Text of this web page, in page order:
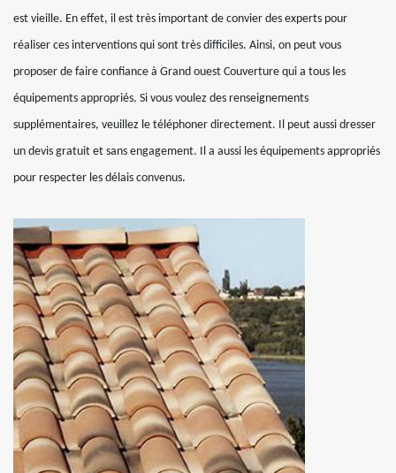
est vieille. En effet, il est très important de convier des experts pour
réaliser ces interventions qui sont très difficiles. Ainsi, on peut vous
proposer de faire confiance à Grand ouest Couverture qui a tous les
équipements appropriés. Si vous voulez des renseignements
supplémentaires, veuillez le téléphoner directement. Il peut aussi dresser
un devis gratuit et sans engagement. Il a aussi les équipements appropriés
pour respecter les délais convenus.